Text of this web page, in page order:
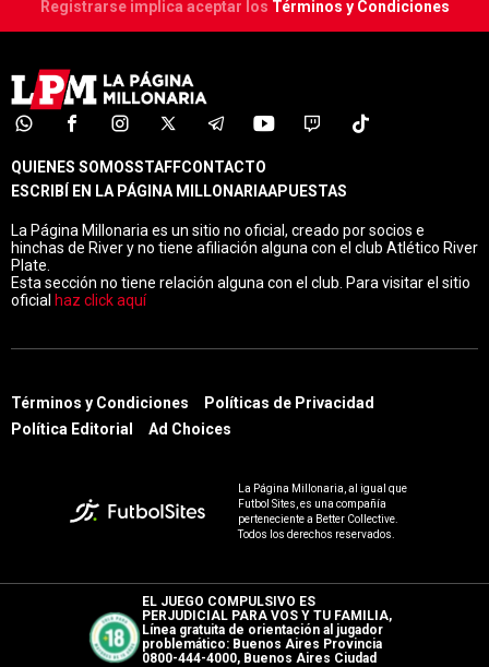
Registrarse implica aceptar los Términos y Condiciones
QUIENES SOMOSSTAFFCONTACTO
ESCRIBÍ EN LA PÁGINA MILLONARIAAPUESTAS
La Página Millonaria es un sitio no oficial, creado por socios e
hinchas de River y no tiene afiliación alguna con el club Atlético River
Plate.
Esta sección no tiene relación alguna con el club. Para visitar el sitio
oficial haz click aquí
Términos y Condiciones
Políticas de Privacidad
Política Editorial
Ad Choices
La Página Millonaria, al igual que
Futbol Sites, es una compañía
perteneciente a Better Collective.
Todos los derechos reservados.
EL JUEGO COMPULSIVO ES
PERJUDICIAL PARA VOS Y TU FAMILIA,
Línea gratuita de orientación al jugador
problemático: Buenos Aires Provincia
0800-444-4000, Buenos Aires Ciudad